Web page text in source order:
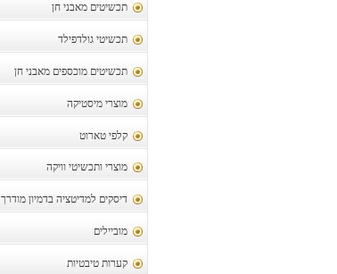
תכשיטים מאבני חן
תכשיטי גולדפילד
תכשיטים מוכספים מאבני חן
מוצרי מיסטיקה
קלפי טארוט
מוצרי ותכשיטי וויקה
דיסקים למדיטציה בדמיון מודרך
מוביילים
קערות טיבטיות